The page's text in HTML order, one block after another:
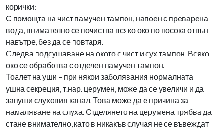
корички:
С помощта на чист памучен тампон, напоен с преварена
вода, внимателно се почиства всяко око по посока отвън
навътре, без да се повтаря.
Следва подсушаване на окото с чист и сух тампон. Всяко
око се обработва с отделен памучен тампон.
Тоалет на уши – при някои заболявания нормалната
ушна секреция, т.нар. церумен, може да се увеличи и да
запуши слуховия канал. Това може да е причина за
намаляване на слуха. Отделянето на церумена трябва да
стане внимателно, като в никакъв случая не се въвеждат